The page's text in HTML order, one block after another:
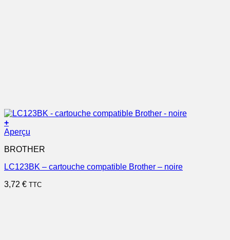
+
Aperçu
BROTHER
LC123BK – cartouche compatible Brother – noire
3,72 € TTC